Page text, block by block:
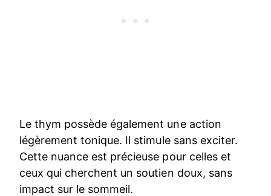
Le thym possède également une action
légèrement tonique. Il stimule sans exciter.
Cette nuance est précieuse pour celles et
ceux qui cherchent un soutien doux, sans
impact sur le sommeil.